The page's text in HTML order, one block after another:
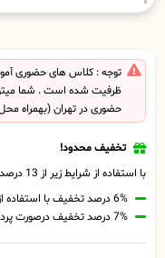
توجه : کلاس های حضوری
ظرفیت شده است . شما
حضوری در تهران (بهمراه
تخفیف محدود!
با استفاده از شرایط زیر از 13 درصد تخفیف بهره مند شوید.
6% درصد تخفیف با استفاده از کد تخفیف 20806
7% درصد تخفیف درصورت پرداخت شهریه با رمزارز